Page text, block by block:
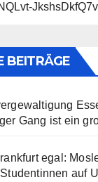
BEITRÄGE
Gang ist ein
egal:
auf